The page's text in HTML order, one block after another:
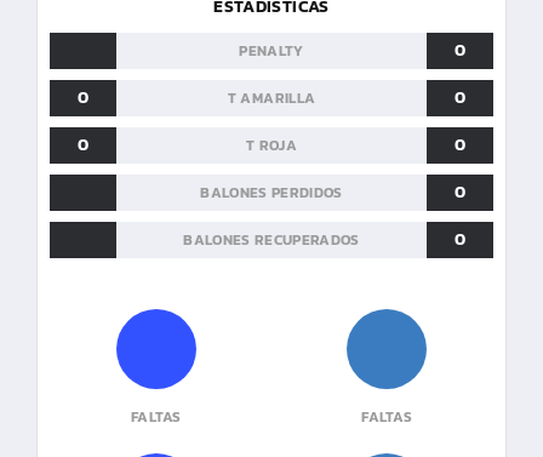
ESTADISTICAS
PENALTY
0
0
T AMARILLA
0
0
T ROJA 0
BALONES PERDIDOS 0
BALONES RECUPERADOS 0
FALTAS FALTAS